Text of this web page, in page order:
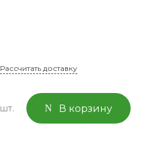
Рассчитать доставку
шт. В корзину